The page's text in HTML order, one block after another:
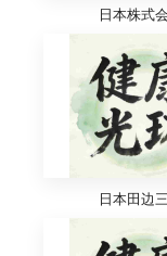
日本株式
日本田边